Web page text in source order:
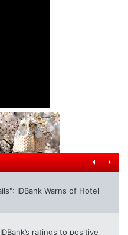
IDBank Warns of Hotel
ratings to positive